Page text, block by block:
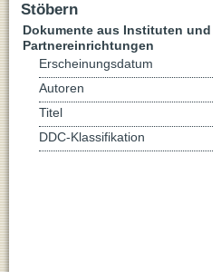
Stöbern
Dokumente aus Instituten und
Partnereinrichtungen
Erscheinungsdatum
Autoren
Titel
DDC-Klassifikation